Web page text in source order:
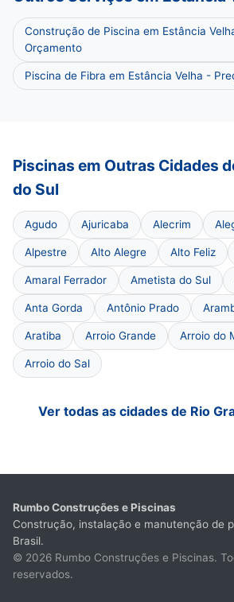
Construção de Piscina em Estância
Orçamento
Piscina de Fibra em Estância Velha -
Piscinas em Outras Cidades
do Sul
Agudo Ajuricaba Alecrim
Alpestre Alto Alegre Alto Feliz
Amaral Ferrador Ametista do Sul
Anta Gorda Antônio Prado
Aratiba Arroio Grande Arroio do
Arroio do Sal
Ver todas as cidades de Rio
Rumbo Construções e Piscinas
Construção, instalação e manutenção de
Brasil.
© 2026 Rumbo Construções e Piscinas.
reservados.